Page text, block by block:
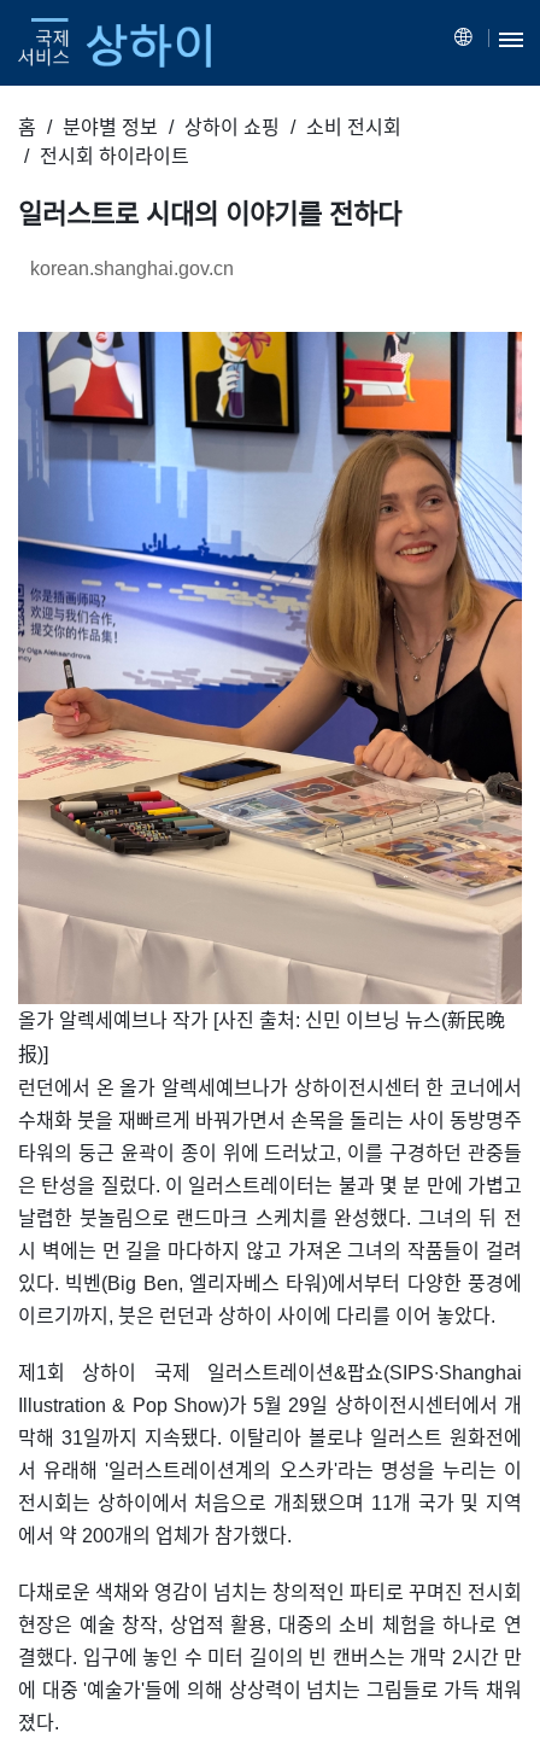
홈 분야별 정보 상하이 쇼핑
소비 전시회
전시회 하이라이트
일러스트로 시대의 이야기를 전하다
korean.shanghai.gov.cn
​올가 알렉세예브나 작가 [사진 출처: 신민 이브닝 뉴스(新民晚
报)]
런던에서 온 올가 알렉세예브나가 상하이전시센터 한 코너에서
수채화 붓을 재빠르게 바꿔가면서 손목을 돌리는 사이 동방명주
타워의 둥근 윤곽이 종이 위에 드러났고, 이를 구경하던 관중들
은 탄성을 질렀다. 이 일러스트레이터는 불과 몇 분 만에 가볍고
날렵한 붓놀림으로 랜드마크 스케치를 완성했다. 그녀의 뒤 전
시 벽에는 먼 길을 마다하지 않고 가져온 그녀의 작품들이 걸려
있다. 빅벤(Big Ben, 엘리자베스 타워)에서부터 다양한 풍경에
이르기까지, 붓은 런던과 상하이 사이에 다리를 이어 놓았다.
제1회 상하이 국제 일러스트레이션&팝쇼(SIPS∙Shanghai
Illustration & Pop Show)가 5월 29일 상하이전시센터에서 개
막해 31일까지 지속됐다. 이탈리아 볼로냐 일러스트 원화전에
서 유래해 '일러스트레이션계의 오스카'라는 명성을 누리는 이
전시회는 상하이에서 처음으로 개최됐으며 11개 국가 및 지역
에서 약 200개의 업체가 참가했다.
다채로운 색채와 영감이 넘치는 창의적인 파티로 꾸며진 전시회
현장은 예술 창작, 상업적 활용, 대중의 소비 체험을 하나로 연
결했다. 입구에 놓인 수 미터 길이의 빈 캔버스는 개막 2시간 만
에 대중 '예술가'들에 의해 상상력이 넘치는 그림들로 가득 채워
졌다.